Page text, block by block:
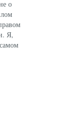
о
Я,
перед